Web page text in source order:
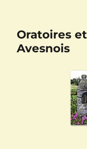
Oratoires
Avesnois